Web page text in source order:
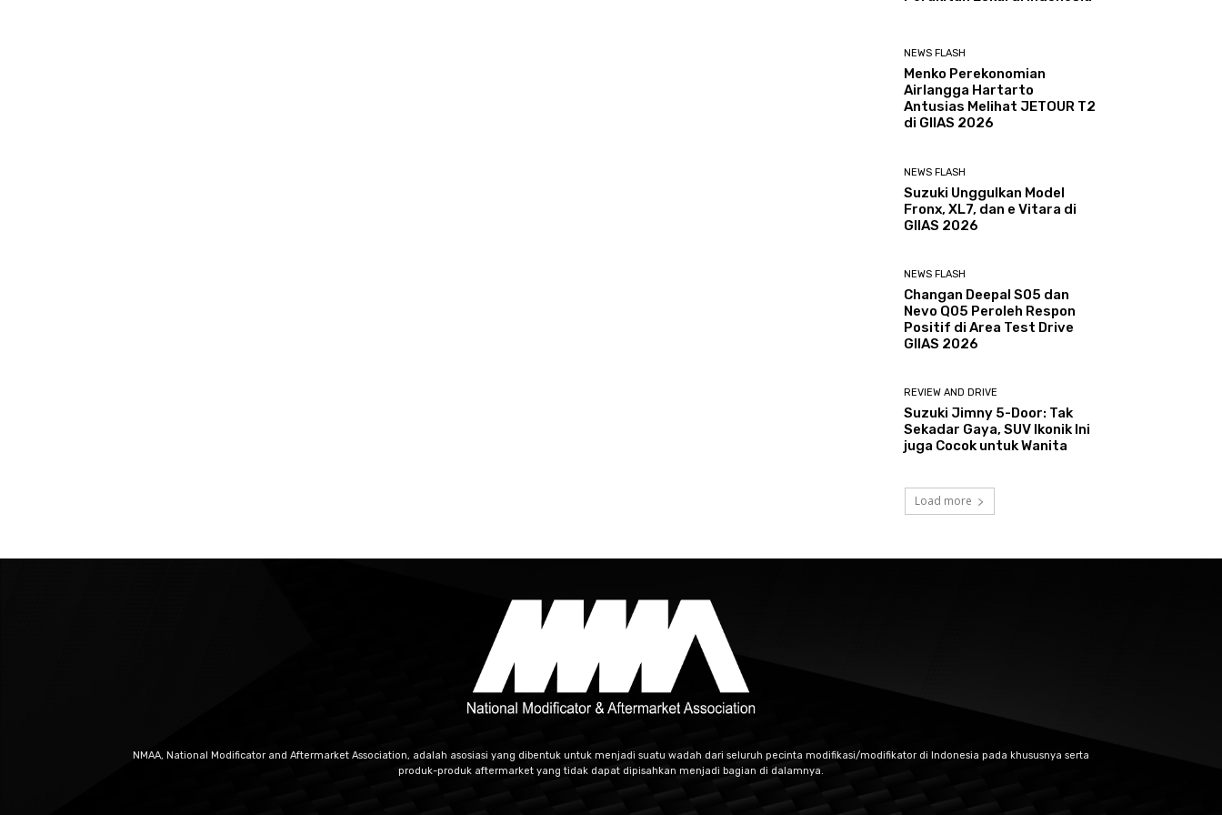
NEWS FLASH
Menko Perekonomian
Airlangga Hartarto
Antusias Melihat JETOUR T2
di GIIAS 2026
NEWS FLASH
Suzuki Unggulkan Model
Fronx, XL7, dan e Vitara di
GIIAS 2026
NEWS FLASH
Changan Deepal S05 dan
Nevo Q05 Peroleh Respon
Positif di Area Test Drive
GIIAS 2026
REVIEW AND DRIVE
Suzuki Jimny 5-Door: Tak
Sekadar Gaya, SUV Ikonik Ini
juga Cocok untuk Wanita
Load more
NMAA, National Modificator and Aftermarket Association, adalah asosiasi yang dibentuk untuk menjadi suatu wadah dari seluruh pecinta modifikasi/modifikator di Indonesia pada khususnya serta
produk-produk aftermarket yang tidak dapat dipisahkan menjadi bagian di dalamnya.